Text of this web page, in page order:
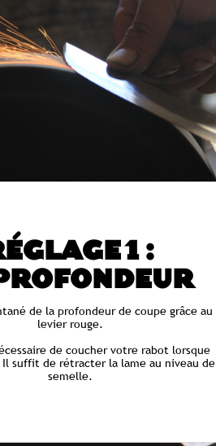
1 :
de la profondeur de coupe grâce au
levier rouge.
de coucher votre rabot lorsque
Il suffit de rétracter la lame au niveau de
semelle.